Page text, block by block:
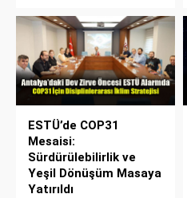
ESTÜ’de COP31
Mesaisi:
Sürdürülebilirlik ve
Yeşil Dönüşüm Masaya
Yatırıldı